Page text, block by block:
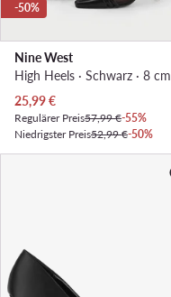
-50%
Nine West
High Heels · Schwarz · 8 cm
Aktueller Preis
25,99€
Regulärer Preis57,99 €-55%
Niedrigster Preis52,99 €-50%